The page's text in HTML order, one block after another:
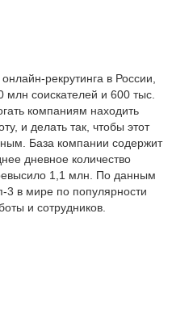
рекрутинга в России,
млн соискателей и 600 тыс.
компаниям находить
и делать так, чтобы этот
База компании содержит
дневное количество
1,1 млн. По данным
3 в мире по популярности
и сотрудников.